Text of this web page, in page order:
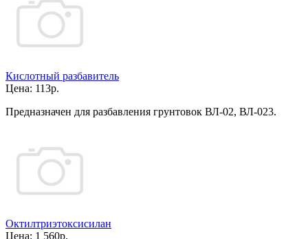
Кислотный разбавитель
Цена: 113р.
Предназначен для разбавления грунтовок ВЛ-02, ВЛ-023.
Октилтриэтоксисилан
Цена: 1 560р.